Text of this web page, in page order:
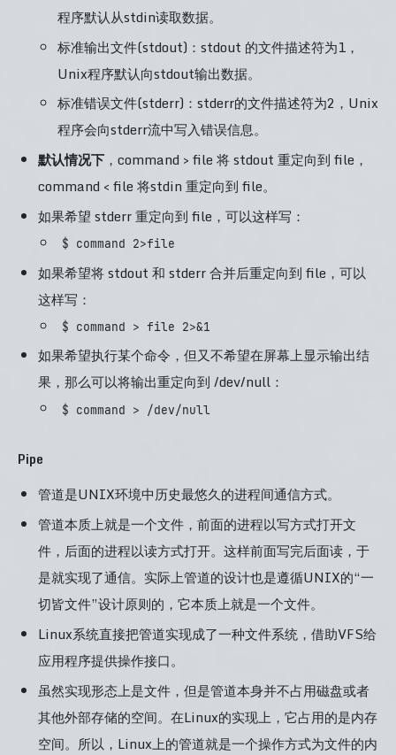
程序默认从stdin读取数据。
标准输出文件(stdout)：stdout 的文件描述符为1，
Unix程序默认向stdout输出数据。
标准错误文件(stderr)：stderr的文件描述符为2，Unix
程序会向stderr流中写入错误信息。
默认情况下，command > file 将 stdout 重定向到 file，
command < file 将stdin 重定向到 file。
如果希望 stderr 重定向到 file，可以这样写：
$ command 2>file
如果希望将 stdout 和 stderr 合并后重定向到 file，可以
这样写：
$ command > file 2>&1
如果希望执行某个命令，但又不希望在屏幕上显示输出结
果，那么可以将输出重定向到 /dev/null：
$ command > /dev/null
Pipe
管道是UNIX环境中历史最悠久的进程间通信方式。
管道本质上就是一个文件，前面的进程以写方式打开文
件，后面的进程以读方式打开。这样前面写完后面读，于
是就实现了通信。实际上管道的设计也是遵循UNIX的“一
切皆文件”设计原则的，它本质上就是一个文件。
Linux系统直接把管道实现成了一种文件系统，借助VFS给
应用程序提供操作接口。
虽然实现形态上是文件，但是管道本身并不占用磁盘或者
其他外部存储的空间。在Linux的实现上，它占用的是内存
空间。所以，Linux上的管道就是一个操作方式为文件的内